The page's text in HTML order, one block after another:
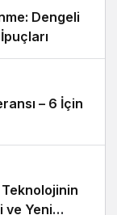
Dengeli
– 6 İçin
ve Yeni